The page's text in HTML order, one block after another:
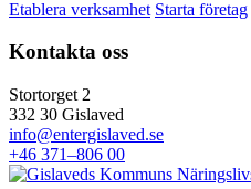
Etablera verksamhet Starta företag
Kontakta oss
Stortorget 2
332 30 Gislaved
info@entergislaved.se
+46 371–806 00